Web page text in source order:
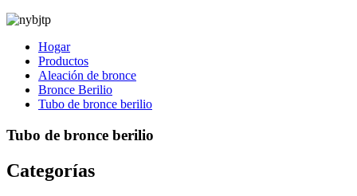
Hogar
Productos
Aleación de bronce
Bronce Berilio
Tubo de bronce berilio
Tubo de bronce berilio
Categorías